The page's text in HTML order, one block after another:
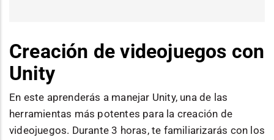
Creación de videojuegos con
Unity
En este aprenderás a manejar Unity, una de las
herramientas más potentes para la creación de
videojuegos. Durante 3 horas, te familiarizarás con los